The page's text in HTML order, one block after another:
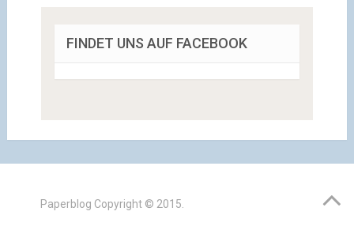
FINDET UNS AUF FACEBOOK
Paperblog Copyright © 2015.